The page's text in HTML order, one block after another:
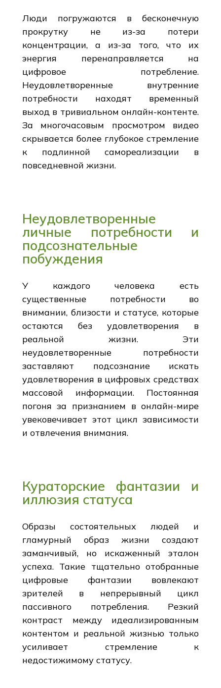
Люди погружаются в бесконечную
прокрутку не из-за потери
концентрации, а из-за того, что их
энергия перенаправляется на
цифровое потребление.
Неудовлетворенные внутренние
потребности находят временный
выход в тривиальном онлайн-контенте.
За многочасовым просмотром видео
скрывается более глубокое стремление
к подлинной самореализации в
повседневной жизни.
Неудовлетворенные
личные потребности и
подсознательные
побуждения
У каждого человека есть
существенные потребности во
внимании, близости и статусе, которые
остаются без удовлетворения в
реальной жизни. Эти
неудовлетворенные потребности
заставляют подсознание искать
удовлетворения в цифровых средствах
массовой информации. Постоянная
погоня за признанием в онлайн-мире
увековечивает этот цикл зависимости
и отвлечения внимания.
Кураторские фантазии и
иллюзия статуса
Образы состоятельных людей и
гламурный образ жизни создают
заманчивый, но искаженный эталон
успеха. Такие тщательно отобранные
цифровые фантазии вовлекают
зрителей в непрерывный цикл
пассивного потребления. Резкий
контраст между идеализированным
контентом и реальной жизнью только
усиливает стремление к
недостижимому статусу.